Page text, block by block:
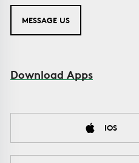
MESSAGE US
Download Apps
IOS